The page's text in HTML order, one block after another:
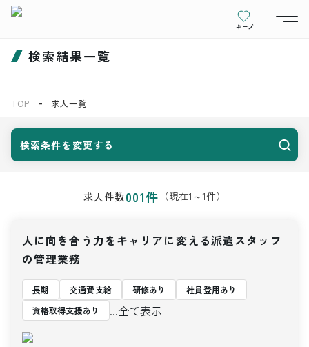
キープ
検索結果一覧
TOP 求人一覧
検索条件を変更する
求人件数001件 （現在1 ～1件）
人に向き合う力をキャリアに変える派遣スタッフ
の管理業務
長期 交通費支給 研修あり
社員登用あり
資格取得支援あり
...全て表示